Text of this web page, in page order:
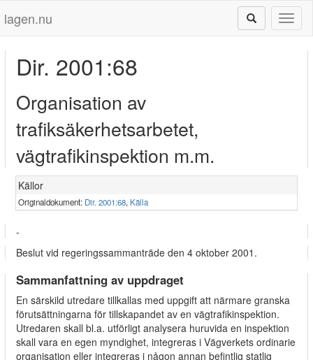
lagen.nu
Dir. 2001:68
Organisation av
trafiksäkerhetsarbetet,
vägtrafikinspektion m.m.
Källor
Originaldokument: Dir. 2001:68, Källa
-
Beslut vid regeringssammanträde den 4 oktober 2001.
Sammanfattning av uppdraget
En särskild utredare tillkallas med uppgift att närmare granska
förutsättningarna för tillskapandet av en vägtrafikinspektion.
Utredaren skall bl.a. utförligt analysera huruvida en inspektion
skall vara en egen myndighet, integreras i Vägverkets ordinarie
organisation eller integreras i någon annan befintlig statlig